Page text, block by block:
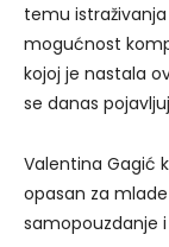
temu
mogućnost
kojoj je nastala
se danas
Valentina Gagić
opasan za
samopouzdanje